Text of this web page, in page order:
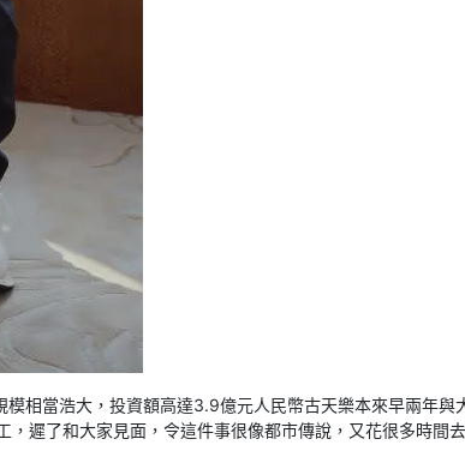
相當浩大，投資額高達3.9億元人民幣古天樂本來早兩年與
遲了和大家見面，令這件事很像都市傳說，又花很多時間